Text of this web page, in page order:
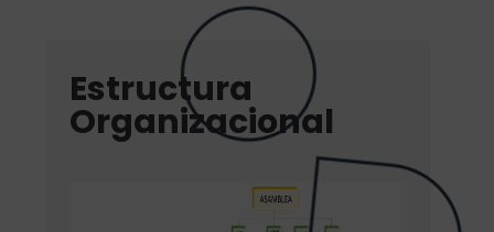
Estructura
Organizacional